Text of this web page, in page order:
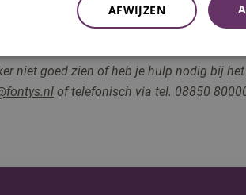
niet goed zien of heb je hulp nodig bij
of telefonisch via tel. 08850
AFWIJZEN